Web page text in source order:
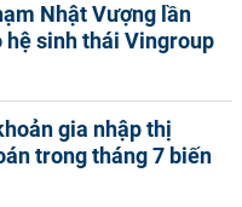
Nhật Vượng lần
hệ sinh thái Vingroup
gia nhập thị
trong tháng 7 biến